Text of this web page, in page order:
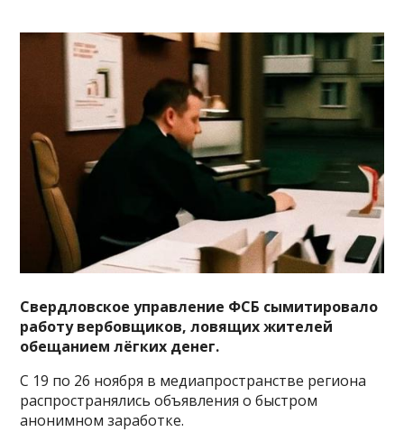
Свердловское управление ФСБ сымитировало
работу вербовщиков, ловящих жителей
обещанием лёгких денег.
С 19 по 26 ноября в медиапространстве региона
распространялись объявления о быстром
анонимном заработке.